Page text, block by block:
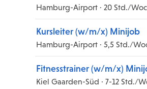
Hamburg-Airport · 20 Std./
Kursleiter (w/m/x) Minijob
Hamburg-Airport · 5,5 Std./
Fitnesstrainer (w/m/x)
Kiel Gaarden-Süd · 7-12 Std./